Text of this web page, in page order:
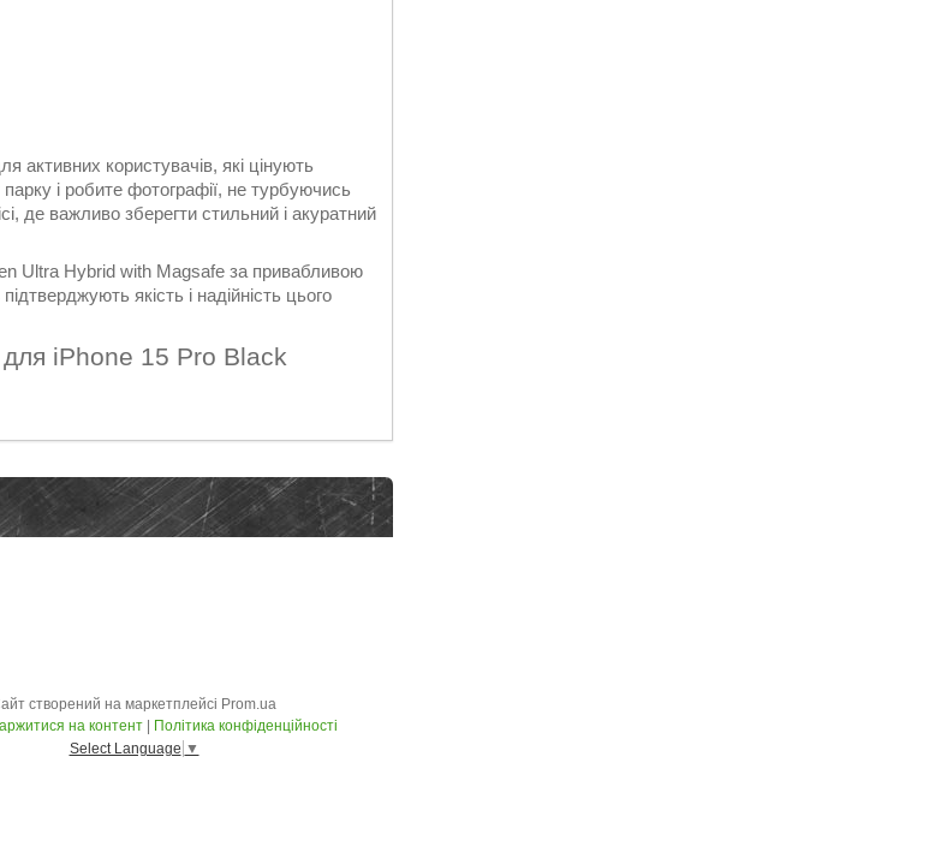
користувачів, які цінують
і робите фотографії, не турбуючись
де важливо зберегти стильний і акуратний
Ultra Hybrid with Magsafe за привабливою
якість і надійність цього
iPhone 15 Pro Black
створений на маркетплейсі Prom.ua
на контент
Політика конфіденційності
Select Language ▼